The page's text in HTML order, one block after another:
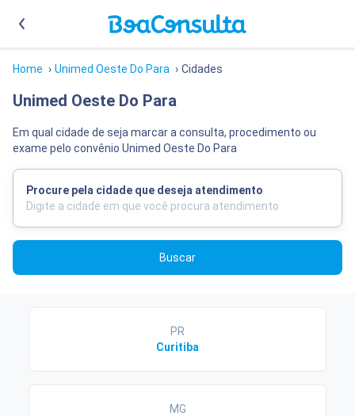
Home › Unimed Oeste Do Para › Cidades
Unimed Oeste Do Para
Em qual cidade de seja marcar a consulta, procedimento ou
exame pelo convênio Unimed Oeste Do Para
Procure pela cidade que deseja atendimento
Buscar
PR
Curitiba
MG